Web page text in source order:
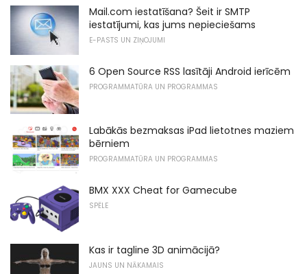
Mail.com iestatīšana? Šeit ir SMTP
iestatījumi, kas jums nepieciešams
E-PASTS UN ZIŅOJUMI
6 Open Source RSS lasītāji Android ierīcēm
PROGRAMMATŪRA UN PROGRAMMAS
Labākās bezmaksas iPad lietotnes maziem
bērniem
PROGRAMMATŪRA UN PROGRAMMAS
BMX XXX Cheat for Gamecube
SPĒLE
Kas ir tagline 3D animācijā?
JAUNS UN NĀKAMAIS